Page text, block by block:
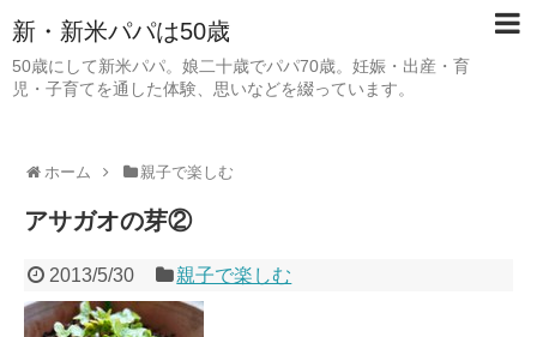
新・新米パパは50歳
50歳にして新米パパ。娘二十歳でパパ70歳。妊娠・出産・育
児・子育てを通した体験、思いなどを綴っています。
ホーム 親子で楽しむ
アサガオの芽②
2013/5/30 親子で楽しむ